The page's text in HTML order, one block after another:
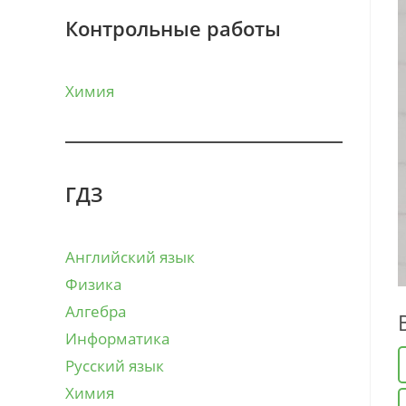
Контрольные работы
Химия
ГДЗ
Английский язык
Физика
Алгебра
Информатика
Русский язык
Химия